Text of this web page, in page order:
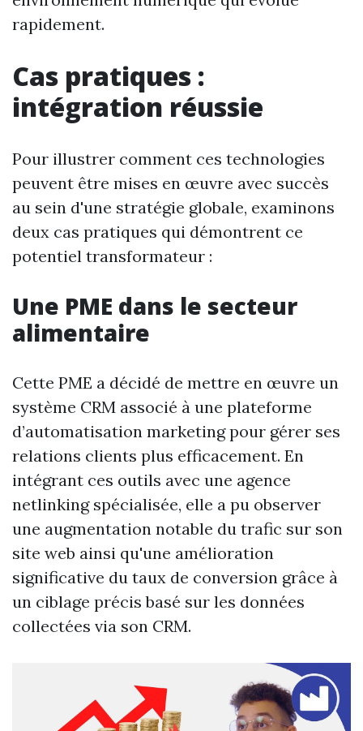
rapidement.
Cas pratiques :
intégration réussie
Pour illustrer comment ces technologies
peuvent être mises en œuvre avec succès
au sein d'une stratégie globale, examinons
deux cas pratiques qui démontrent ce
potentiel transformateur :
Une PME dans le secteur
alimentaire
Cette PME a décidé de mettre en œuvre un
système CRM associé à une plateforme
d’automatisation marketing pour gérer ses
relations clients plus efficacement. En
intégrant ces outils avec une agence
netlinking spécialisée, elle a pu observer
une augmentation notable du trafic sur son
site web ainsi qu'une amélioration
significative du taux de conversion grâce à
un ciblage précis basé sur les données
collectées via son CRM.